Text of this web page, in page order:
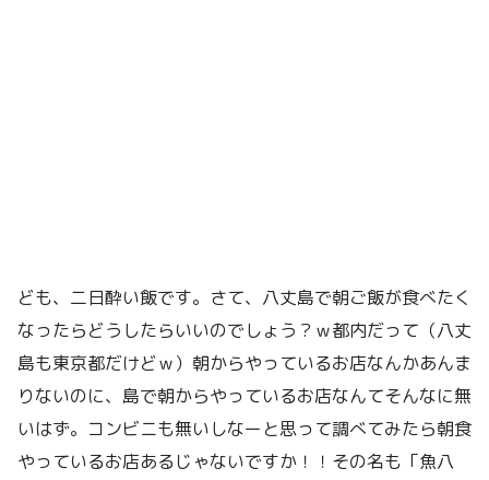
ども、二日酔い飯です。さて、八丈島で朝ご飯が食べたく
なったらどうしたらいいのでしょう？ｗ都内だって（八丈
島も東京都だけどｗ）朝からやっているお店なんかあんま
りないのに、島で朝からやっているお店なんてそんなに無
いはず。コンビニも無いしなーと思って調べてみたら朝食
やっているお店あるじゃないですか！！その名も「魚八